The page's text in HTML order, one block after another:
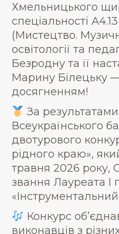
Хмельницького
спеціальності
(Мистецтво.
освітології та
Безродну та її
Марину Білецьку
досягненням!
За
Всеукраїнського
двотурового
рідного краю»,
травня 2026 року,
звання Лауреата І
Конкурс
виконавців з